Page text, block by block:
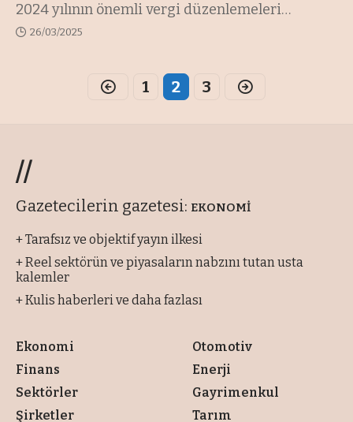
2024 yılının önemli vergi düzenlemeleri…
26/03/2025
1 2 3
//
Gazetecilerin gazetesi: EKONOMİ
+ Tarafsız ve objektif yayın ilkesi
+ Reel sektörün ve piyasaların nabzını tutan usta
kalemler
+ Kulis haberleri ve daha fazlası
Ekonomi
Finans
Sektörler
Şirketler
Otomotiv
Enerji
Gayrimenkul
Tarım